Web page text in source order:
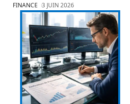
FINANCE 3 JUIN 2026